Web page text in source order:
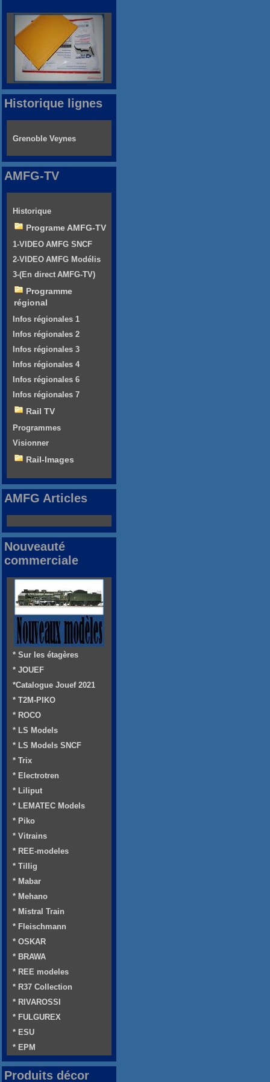
Historique lignes
Grenoble Veynes
AMFG-TV
Historique
Programe AMFG-TV
1-VIDEO AMFG SNCF
2-VIDEO AMFG Modélis
3-(En direct AMFG-TV)
Programme
régional
Infos régionales 1
Infos régionales 2
Infos régionales 3
Infos régionales 4
Infos régionales 6
Infos régionales 7
Rail TV
Programmes
Visionner
Rail-Images
AMFG Articles
Nouveauté
commerciale
* Sur les étagères
* JOUEF
*Catalogue Jouef 2021
* T2M-PIKO
* ROCO
* LS Models
* LS Models SNCF
* Trix
* Electrotren
* Liliput
* LEMATEC Models
* Piko
* Vitrains
* REE-modeles
* Tillig
* Mabar
* Mehano
* Mistral Train
* Fleischmann
* OSKAR
* BRAWA
* REE modeles
* R37 Collection
* RIVAROSSI
* FULGUREX
* ESU
* EPM
Produits décor